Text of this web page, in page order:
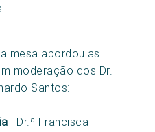
mesa abordou as
moderação dos Dr.
Santos:
| Dr.ª Francisca